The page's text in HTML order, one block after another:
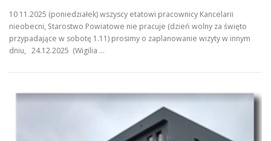
10 11.2025 (poniedziałek) wszyscy etatowi pracownicy Kancelarii
nieobecni, Starostwo Powiatowe nie pracuje (dzień wolny za święto
przypadające w sobotę 1.11) prosimy o zaplanowanie wizyty w innym
dniu, 24.12.2025 (Wigilia …